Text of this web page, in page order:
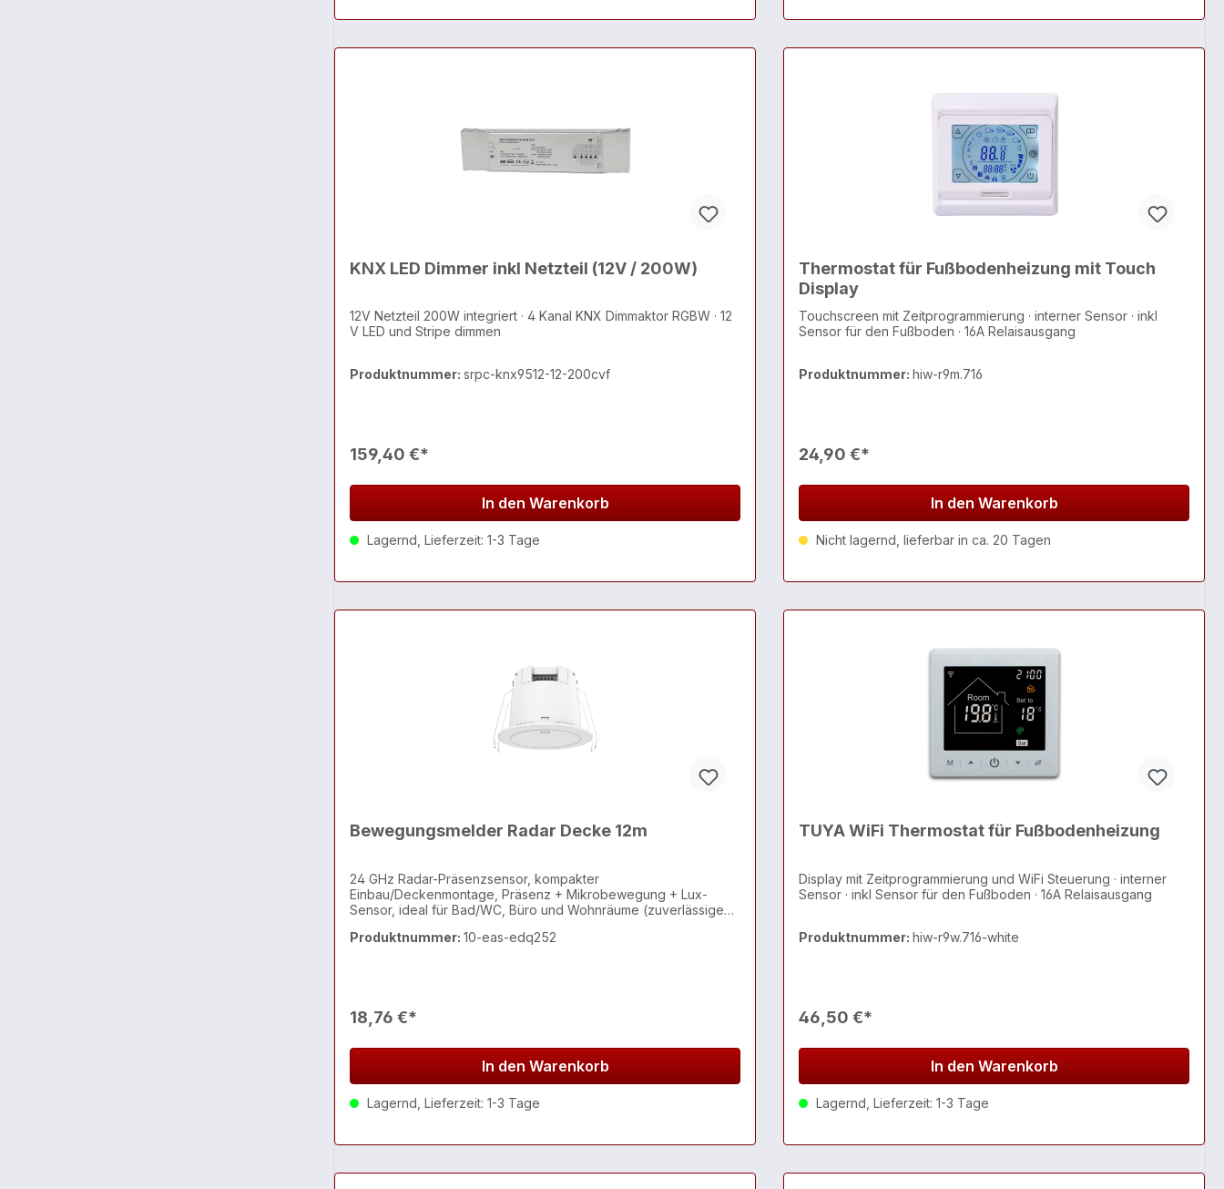
KNX LED Dimmer inkl Netzteil (12V / 200W)
12V Netzteil 200W integriert · 4 Kanal KNX Dimmaktor RGBW · 12
V LED und Stripe dimmen
Produktnummer: srpc-knx9512-12-200cvf
159,40 €*
In den Warenkorb
Lagernd, Lieferzeit: 1-3 Tage
Thermostat für Fußbodenheizung mit Touch
Display
Touchscreen mit Zeitprogrammierung · interner Sensor · inkl
Sensor für den Fußboden · 16A Relaisausgang
Produktnummer: hiw-r9m.716
24,90 €*
In den Warenkorb
Nicht lagernd, lieferbar in ca. 20 Tagen
Bewegungsmelder Radar Decke 12m
24 GHz Radar-Präsenzsensor, kompakter
Einbau/Deckenmontage, Präsenz + Mikrobewegung + Lux-
Sensor, ideal für Bad/WC, Büro und Wohnräume (zuverlässige
Produktnummer: 10-eas-edq252
18,76 €*
In den Warenkorb
Lagernd, Lieferzeit: 1-3 Tage
TUYA WiFi Thermostat für Fußbodenheizung
Display mit Zeitprogrammierung und WiFi Steuerung · interner
Sensor · inkl Sensor für den Fußboden · 16A Relaisausgang
Produktnummer: hiw-r9w.716-white
46,50 €*
In den Warenkorb
Lagernd, Lieferzeit: 1-3 Tage